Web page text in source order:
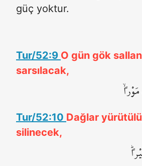
güç yoktur.
Tur/52:9 O gün gök
sarsılacak,
Tur/52:10 Dağlar
silinecek,